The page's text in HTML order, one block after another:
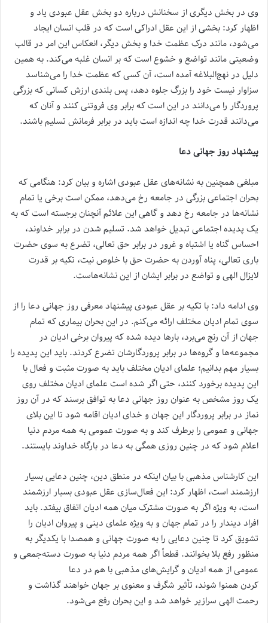
وی در بخش دیگری از سخنانش درباره دو بخش عقل عبودی یاد و
اظهار کرد: بخشی از این عقل ادراکی است که در قلب انسان ایجاد
می‌شود، مانند درک عظمت خدا و بخش دیگر، انعکاس این امر در قالب
وضعیتی مانند تواضع و خشوع است که بر انسان غلبه می‌کند. به همین
دلیل در نهج‌البلاغه آمده است، آن کسی که عظمت خدا را می‌شناسد
سزاوار نیست خود را بزرگ جلوه دهد، پس بلندی ارزش کسانی که بزرگی
پروردگار را می‌دانند در این است که برابر وی فروتنی کنند و آنان که
می‌دانند قدرت خدا چه اندازه است باید در برابر فرمانش تسلیم باشند.
پیشنهاد روز جهانی دعا
مبلغی همچنین به نشانه‌های عقل عبودی اشاره و بیان کرد: هنگامی که
بحران اجتماعی بزرگی در جامعه رخ می‌دهد، ممکن است برخی یا تمام
نشانه‌ها در جامعه رخ دهد و گاهی این علائم آنچنان برجسته است که به
یک پدیده اجتماعی تبدیل خواهد شد. تسلیم شدن در برابر خداوند،
احساس گناه یا اشتباه و غرور در برابر حق تعالی، تضرع به سوی حضرت
باری تعالی، پناه آوردن به حضرت حق با خلوص نیت، تکیه بر قدرت
لایزال الهی و تواضع در برابر ایشان از این نشانه‌هاست.
وی ادامه داد: با تکیه بر عقل عبودی پیشنهاد معرفی روز جهانی دعا را از
سوی تمام ادیان مختلف ارائه می‌کنم. در این بحران بیماری که تمام
جهان از آن رنج می‌برد، بارها دیده شده که پیروان برخی ادیان در
مجموعه‌ها و گروه‌ها در برابر پروردگارشان تضرع کردند. باید این پدیده را
بسیار مهم بدانیم؛ علمای ادیان مختلف باید به صورت مثبت و فعال با
این پدیده برخورد کنند، حتی اگر شده است علمای ادیان مختلف روی
یک روز مشخص به عنوان روز جهانی دعا به توافق برسند که در آن روز
نماز در برابر پروردگار این جهان و خدای ادیان اقامه شود تا این بلای
جهانی و عمومی را برطرف کند و به صورت عمومی به همه مردم دنیا
اعلام شود که در چنین روزی همگی به دعا در بارگاه خداوند بایستند.
این کارشناس مذهبی با بیان اینکه در منطق دین، چنین دعایی بسیار
ارزشمند است، اظهار کرد: این فعال‌سازی عقل عبودی بسیار ارزشمند
است، به ویژه اگر به صورت مشترک میان همه ادیان اتفاق بیفتد. باید
افراد دیندار را در تمام جهان و به ویژه علمای دینی و پیروان ادیان را
تشویق کرد تا چنین دعایی را به صورت جهانی و همصدا با یکدیگر به
منظور رفع بلا بخوانند. قطعاً اگر همه مردم دنیا به صورت دسته‌جمعی و
عمومی از همه ادیان و گرایش‌های مذهبی با هم در دعا
کردن همنوا شوند، تأثیر شگرف و معنوی بر جهان خواهند گذاشت و
رحمت الهی سرازیر خواهد شد و این بحران رفع می‌شود.